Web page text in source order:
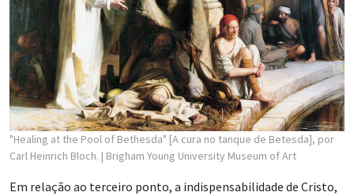
"Healing at the Pool of Bethesda" [A cura no tanque de Betesda], por
Carl Heinrich Bloch. | Brigham Young University Museum of Art
Em relação ao terceiro ponto, a indispensabilidade de Cristo,